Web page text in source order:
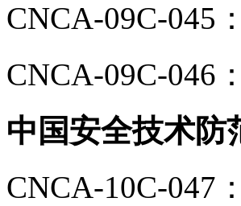
CNCA-09C-045
CNCA-09C-046
中国安全技术防
CNCA-10C-047